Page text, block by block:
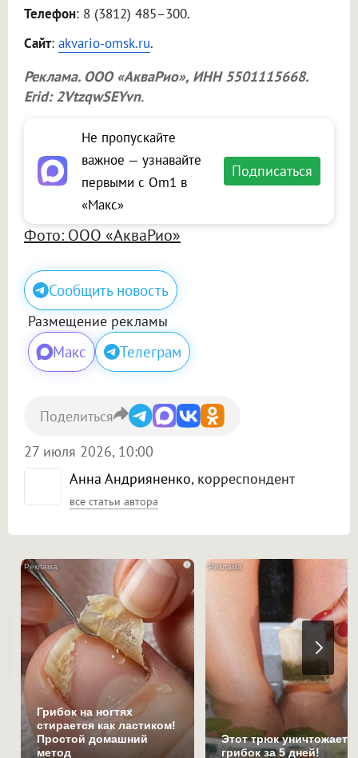
Телефон: 8 (3812) 485–300.
Сайт: akvario-omsk.ru.
Реклама. ООО «АкваРио», ИНН 5501115668.
Erid: 2VtzqwSEYvn.
Не пропускайте
важное — узнавайте
первыми с Om1 в
«Макс»
Подписаться
Фото: ООО «АкваРио»
Сообщить новость
Размещение рекламы
Макс Телеграм
Анна Андрияненко, корреспондент
все статьи автора
27 июля 2026, 10:00
Поделиться
i
Грибок на ногтях
стирается как ластиком!
Простой домашний
метод
Этот трюк уничтожает
грибок за 5 дней!